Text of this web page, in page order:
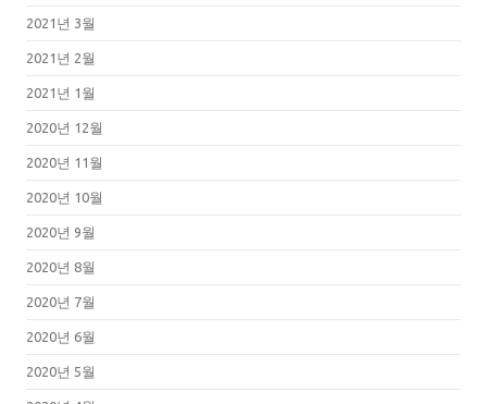
2021년 3월
2021년 2월
2021년 1월
2020년 12월
2020년 11월
2020년 10월
2020년 9월
2020년 8월
2020년 7월
2020년 6월
2020년 5월